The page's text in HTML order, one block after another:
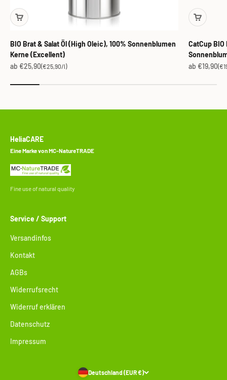
BIO Brat & Salat Öl (High Oleic), 100% Sonnenblumen
Kerne (Excellent)
Angebot
ab €25,90(€25,90/l)
CatCup BIO
Angebot
ab €19,90
HeliaCARE
Eine Marke von MC-NatureTRADE
Fine use of natural quality
Service / Support
Versandinfos
Kontakt
AGBs
Widerrufsrecht
Widerruf erklären
Datenschutz
Impressum
Deutschland (EUR €)